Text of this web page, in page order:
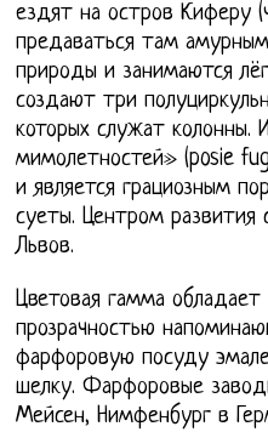
ездят на остров Киферу
предаваться там
природы и занимаются
создают три
которых служат колонны.
мимолетностей» (posie
и является грациозным
суеты. Центром развития
Львов.
Цветовая гамма обладает
прозрачностью
фарфоровую посуду
шелку. Фарфоровые
Мейсен, Нимфенбург в